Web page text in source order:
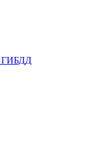
ГИБДД